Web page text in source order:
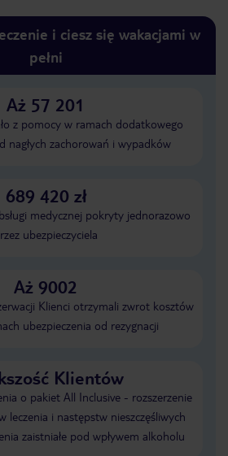
i ciesz się wakacjami w
pełni
Aż 57 201
z pomocy w ramach dodatkowego
nagłych zachorowań i wypadków
689 420 zł
medycznej pokryty jednorazowo
ubezpieczyciela
Aż 9002
Klienci otrzymali zwrot kosztów
ubezpieczenia od rezygnacji
Klientów
o pakiet All Inclusive - rozszerzenie
leczenia i następstw nieszczęśliwych
zaistniałe pod wpływem alkoholu